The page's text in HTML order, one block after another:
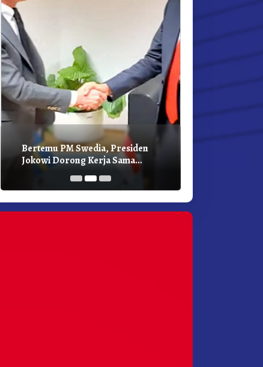
Bertemu PM Swedia, Presiden
Jokowi Dorong Kerja Sama
Pembangunan Hijau